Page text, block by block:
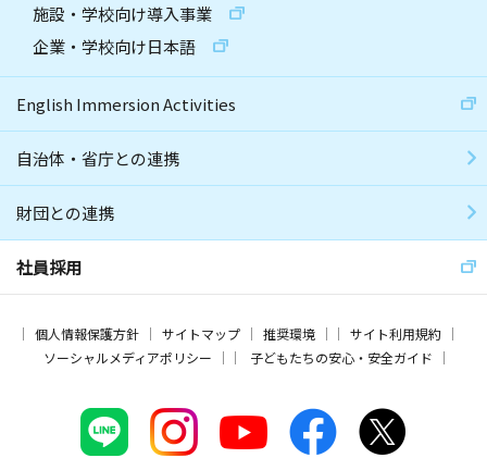
施設・学校向け導入事業
企業・学校向け日本語
English Immersion Activities
自治体・省庁との連携
財団との連携
社員採用
個人情報保護方針 サイトマップ 推奨環境
サイト利用規約
ソーシャルメディアポリシー
子どもたちの安心・安全ガイド